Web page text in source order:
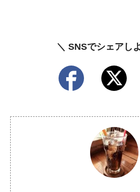
＼ SNSでシェアし